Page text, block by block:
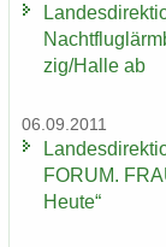
zig/Halle ab
06.09.2011
FORUM.
Heute“